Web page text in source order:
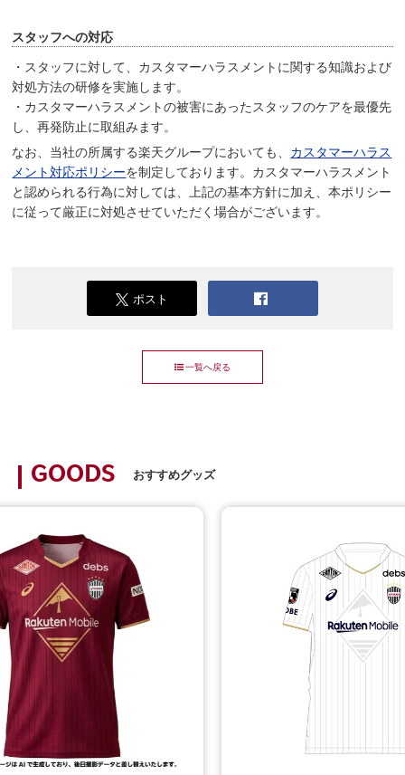
スタッフへの対応
・スタッフに対して、カスタマーハラスメントに関する知識および
対処方法の研修を実施します。
・カスタマーハラスメントの被害にあったスタッフのケアを最優先
し、再発防止に取組みます。
なお、当社の所属する楽天グループにおいても、 カスタマーハラス
メント対応ポリシーを制定しております。カスタマーハラスメント
と認められる行為に対しては、上記の基本方針に加え、本ポリシー
に従って厳正に対処させていただく場合がございます。
ポスト
一覧へ戻る
GOODS おすすめグッズ